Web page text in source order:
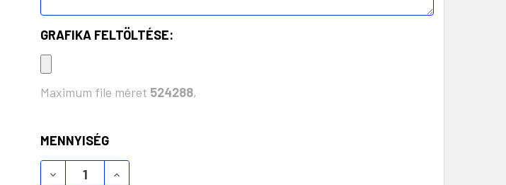
GRAFIKA FELTÖLTÉSE:
Maximum file méret 524288,
KÉSZLET:
MENNYISÉG
CREABOX GIFT BOX PLUS L AJÁNDÉKDOBOZ (AP716127) MENNYISÉGÉNEK
CREABOX GIFT BOX PLUS L AJÁNDÉKDOBOZ (AP716127)